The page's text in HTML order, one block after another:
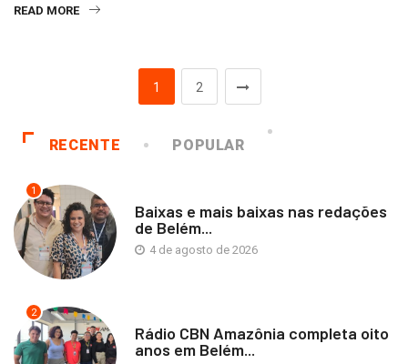
READ MORE
1 2
RECENTE POPULAR
1
Baixas e mais baixas nas redações
de Belém...
4 de agosto de 2026
2
Rádio CBN Amazônia completa oito
anos em Belém...